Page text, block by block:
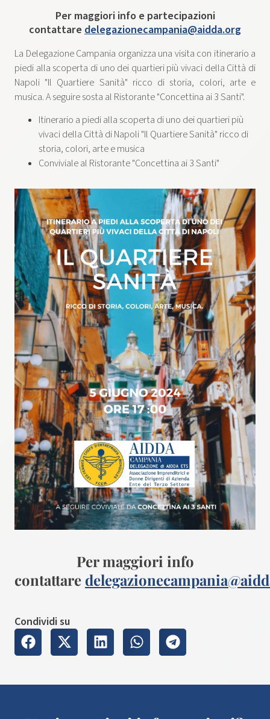
Per maggiori info e partecipazioni
contattare delegazionecampania@aidda.org
La Delegazione Campania organizza una visita con itinerario a
piedi alla scoperta di uno dei quartieri più vivaci della Città di
Napoli "Il Quartiere Sanità" ricco di storia, colori, arte e
musica. A seguire sosta al Ristorante "Concettina ai 3 Santi".
Itinerario a piedi alla scoperta di uno dei quartieri più
vivaci della Città di Napoli "Il Quartiere Sanità" ricco di
storia, colori, arte e musica
Conviviale al Ristorante "Concettina ai 3 Santi"
Per maggiori info
contattare
Condividi su